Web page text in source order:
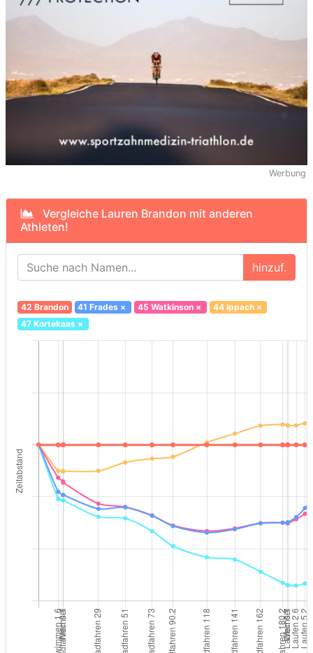
Werbung
Vergleiche Lauren Brandon mit anderen
Athleten!
hinzuf.
42 Brandon 41 Frades × 45 Watkinson× 44 Ippach×
47 Kortekaas×